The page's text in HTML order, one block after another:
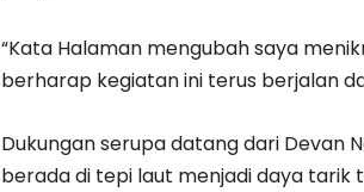
“Kata Halaman mengubah saya
berharap kegiatan ini terus berjalan
Dukungan serupa datang dari Devan
berada di tepi laut menjadi daya tarik